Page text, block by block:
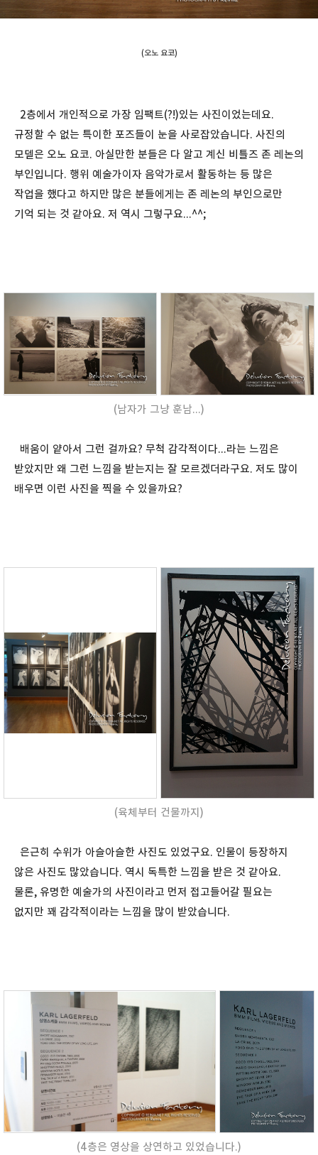
(오노 요코)
2층에서 개인적으로 가장 임팩트(?!)있는 사진이었는데요.
규정할 수 없는 특이한 포즈들이 눈을 사로잡았습니다. 사진의
모델은 오노 요코. 아실만한 분들은 다 알고 계신 비틀즈 존 레논의
부인입니다. 행위 예술가이자 음악가로서 활동하는 등 많은
작업을 했다고 하지만 많은 분들에게는 존 레논의 부인으로만
기억 되는 것 같아요. 저 역시 그렇구요...^^;
(남자가 그냥 훈남...)
배움이 얕아서 그런 걸까요? 무척 감각적이다...라는 느낌은
받았지만 왜 그런 느낌을 받는지는 잘 모르겠더라구요. 저도 많이
배우면 이런 사진을 찍을 수 있을까요?
(육체부터 건물까지)
은근히 수위가 아슬아슬한 사진도 있었구요. 인물이 등장하지
않은 사진도 많았습니다. 역시 독특한 느낌을 받은 것 같아요.
물론, 유명한 예술가의 사진이라고 먼저 접고들어갈 필요는
없지만 꽤 감각적이라는 느낌을 많이 받았습니다.
(4층은 영상을 상연하고 있었습니다.)